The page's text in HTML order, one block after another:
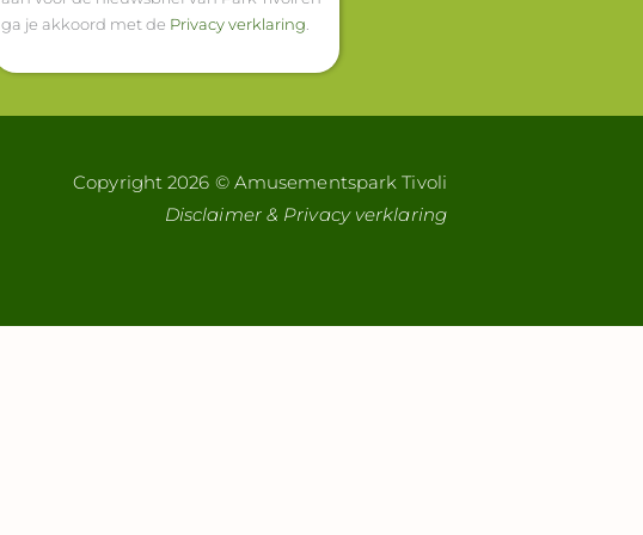
ga je akkoord met de Privacy verklaring.
Copyright 2026 © Amusementspark Tivoli
Disclaimer & Privacy verklaring